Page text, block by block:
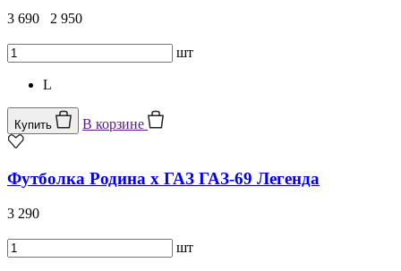
3 690 2 950
шт
L
Купить В корзине
Футболка Родина x ГАЗ ГАЗ-69 Легенда
3 290
шт